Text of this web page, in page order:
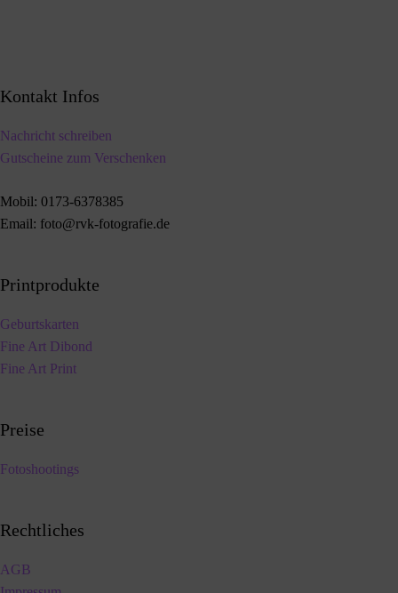
Kontakt Infos
Nachricht schreiben
Gutscheine zum Verschenken
Mobil: 0173-6378385
Email: foto@rvk-fotografie.de
Printprodukte
Geburtskarten
Fine Art Dibond
Fine Art Print
Preise
Fotoshootings
Rechtliches
AGB